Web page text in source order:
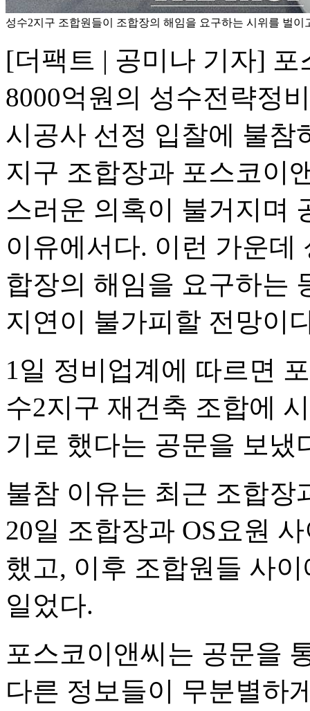
성수2지구 조합원들이 조합장의 해임을 요구하는 시위를 벌이
[더팩트 | 공미나 기자]
8000억원의 성수전략정
시공사 선정 입찰에 불참
지구 조합장과 포스코이
스러운 의혹이 불거지며
이유에서다. 이런 가운데
합장의 해임을 요구하는
지연이 불가피할 전망이
1일 정비업계에 따르면
수2지구 재건축 조합에
기로 했다는 공문을 보냈
불참 이유는 최근 조합장
20일 조합장과 OS요원
했고, 이후 조합원들 사
일었다.
포스코이앤씨는 공문을
다른 정보들이 무분별하